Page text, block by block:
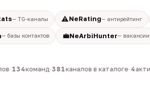
— TG-каналы ⚠️NeRating— антирейтинг
— базы контактов 💼NeArbiHunter— вакансии
·134команд·381каналов в каталоге·4